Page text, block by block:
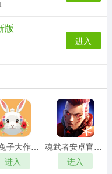
版
进入
暴走兔子大作战安卓版
进入
魂武者安卓官方版
进入